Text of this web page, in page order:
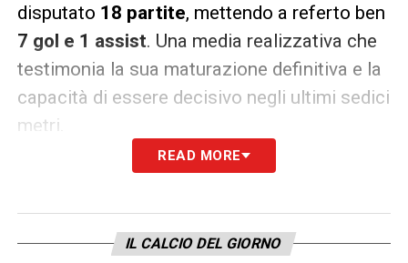
disputato 18 partite, mettendo a referto ben
7 gol e 1 assist. Una media realizzativa che
testimonia la sua maturazione definitiva e la
capacità di essere decisivo negli ultimi sedici
metri.
Un’arma per Di Francesco
L’arrivo di Gandelman fornirebbe soluzioni
preziose aEusebio Di Francesco .
READ MORE
IL CALCIO DEL GIORNO